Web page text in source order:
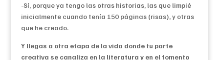
-Sí, porque ya tengo las otras historias, las que limpié
inicialmente cuando tenía 150 páginas (risas), y otras
que he creado.
Y llegas a otra etapa de la vida donde tu parte
creativa se canaliza en la literatura y en el fomento